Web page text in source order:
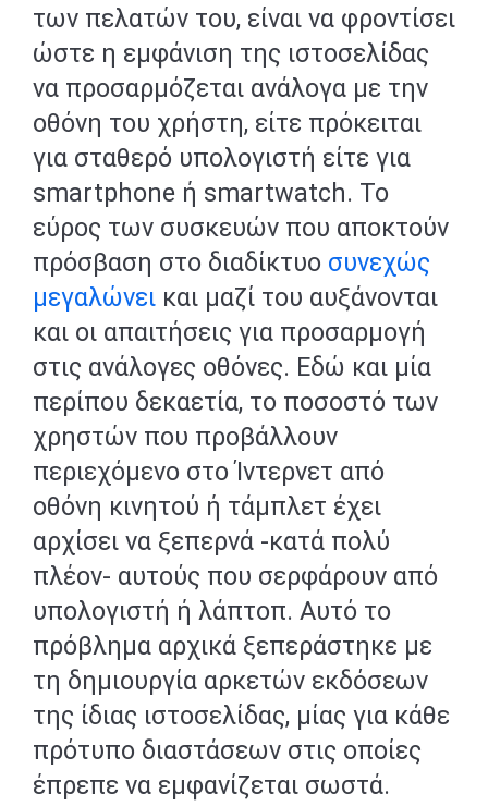
των πελατών του, είναι να φροντίσει
ώστε η εμφάνιση της ιστοσελίδας
να προσαρμόζεται ανάλογα με την
οθόνη του χρήστη, είτε πρόκειται
για σταθερό υπολογιστή είτε για
smartphone ή smartwatch. Το
εύρος των συσκευών που αποκτούν
πρόσβαση στο διαδίκτυο συνεχώς
μεγαλώνει και μαζί του αυξάνονται
και οι απαιτήσεις για προσαρμογή
στις ανάλογες οθόνες. Εδώ και μία
περίπου δεκαετία, το ποσοστό των
χρηστών που προβάλλουν
περιεχόμενο στο Ίντερνετ από
οθόνη κινητού ή τάμπλετ έχει
αρχίσει να ξεπερνά -κατά πολύ
πλέον- αυτούς που σερφάρουν από
υπολογιστή ή λάπτοπ. Αυτό το
πρόβλημα αρχικά ξεπεράστηκε με
τη δημιουργία αρκετών εκδόσεων
της ίδιας ιστοσελίδας, μίας για κάθε
πρότυπο διαστάσεων στις οποίες
έπρεπε να εμφανίζεται σωστά.